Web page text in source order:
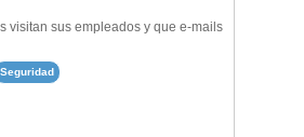
visitan sus empleados y que e-mails
Seguridad